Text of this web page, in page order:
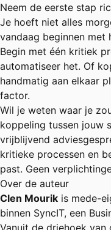
Neem de eerste stap
Je hoeft niet alles
vandaag beginnen met
Begin met één kritiek
automatiseer het. Of
handmatig aan elkaar
factor.
Wil je weten waar je
koppeling tussen jouw
vrijblijvend
kritieke processen en
past. Geen
Over de auteur
Clen Mourik is mede-
binnen SyncIT, een
Vanuit de driehoek van